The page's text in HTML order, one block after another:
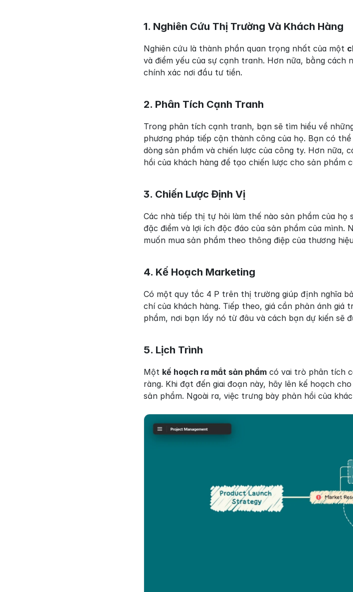
1. Nghiên Cứu Thị Trường Và Khách Hàng
Nghiên cứu là thành phần quan trọng nhất của một
và điểm yếu của sự cạnh tranh. Hơn nữa, bằng cách
chính xác nơi đầu tư tiền.
2. Phân Tích Cạnh Tranh
Trong phân tích cạnh tranh, bạn sẽ tìm hiểu về
phương pháp tiếp cận thành công của họ. Bạn có
dòng sản phẩm và chiến lược của công ty. Hơn nữa,
hồi của khách hàng để tạo chiến lược cho sản phẩm
3. Chiến Lược Định Vị
Các nhà tiếp thị tự hỏi làm thế nào sản phẩm của
đặc điểm và lợi ích độc đáo của sản phẩm của mình.
muốn mua sản phẩm theo thông điệp của thương
4. Kế Hoạch Marketing
Có một quy tắc 4 P trên thị trường giúp định nghĩa
chí của khách hàng. Tiếp theo, giá cần phản ánh giá
phẩm, nơi bạn lấy nó từ đâu và cách bạn dự kiến sẽ
5. Lịch Trình
Một kế hoạch ra mắt sản phẩm có vai trò phân tích
ràng. Khi đạt đến giai đoạn này, hãy lên kế hoạch
sản phẩm. Ngoài ra, việc trưng bày phản hồi của